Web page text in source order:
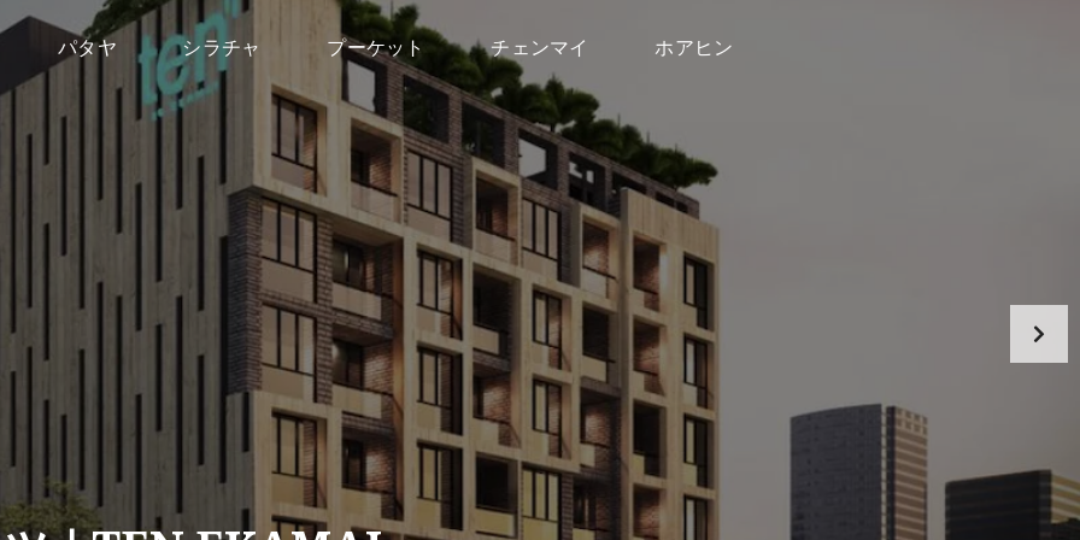
パタヤ シラチャ プーケット チェンマイ ホアヒン